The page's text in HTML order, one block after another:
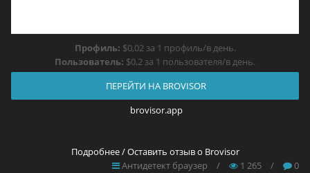
Профиль: $0,02 за 1 профиль/в день.
Пользователь: $0,2 за 1 пользователя/в день.
ПЕРЕЙТИ НА BROVISOR
brovisor.app
Подробнее / Оставить отзыв о Brovisor
Антидетект браузер
/ 1 265 / 0